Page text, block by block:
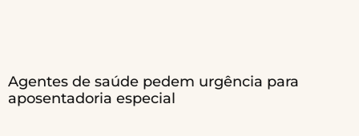
Agentes de saúde pedem urgência para
aposentadoria especial